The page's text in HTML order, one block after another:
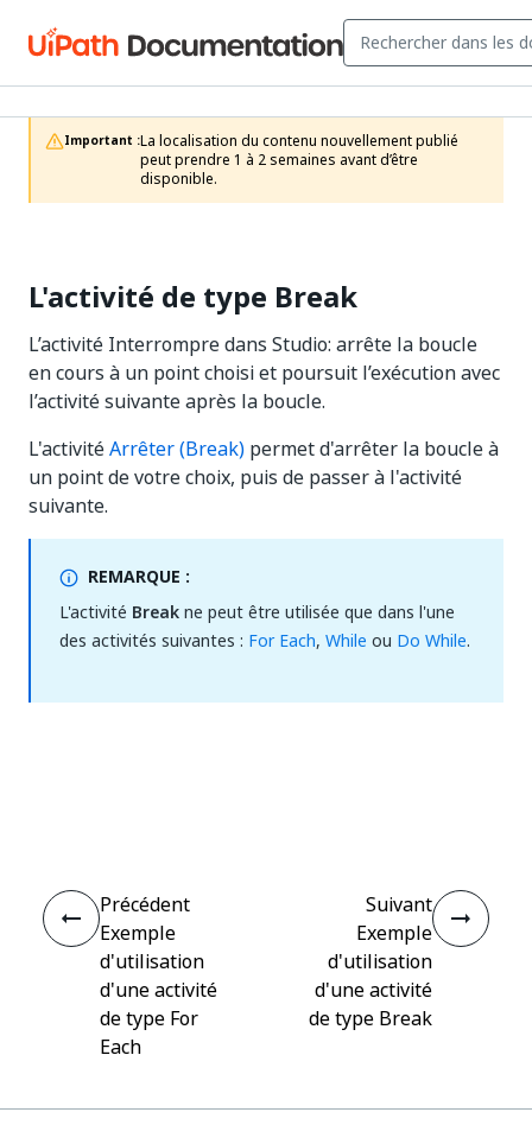
Important :La localisation du contenu nouvellement publié
peut prendre 1 à 2 semaines avant d’être
disponible.
L'activité de type Break
L’activité Interrompre dans Studio: arrête la boucle
en cours à un point choisi et poursuit l’exécution avec
l’activité suivante après la boucle.
L'activitéArrêter (Break) permet d'arrêter la boucle à
un point de votre choix, puis de passer à l'activité
suivante.
REMARQUE :
L'activité Breakne peut être utilisée que dans l'une
des activités suivantes : For Each, While ou Do While.
Précédent
Exemple
d'utilisation
d'une activité
de type For
Each
Suivant
Exemple
d'utilisation
d'une activité
de type Break